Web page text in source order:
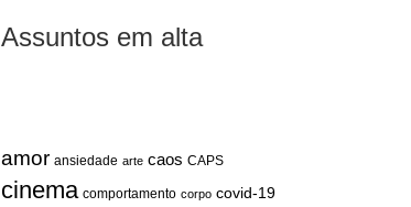
Assuntos em alta
amor ansiedade arte caos CAPS
cinema comportamento corpo covid-19